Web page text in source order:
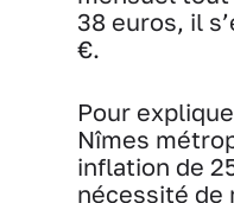
38 euros, il
€.
Pour
Nîmes
inflation de
nécessité de